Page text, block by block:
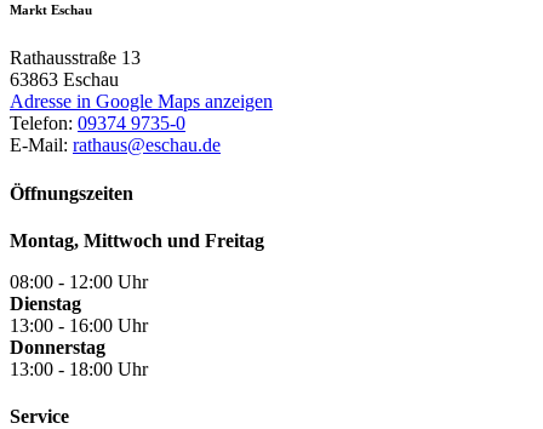
Markt Eschau
Rathausstraße 13
63863 Eschau
Adresse in Google Maps anzeigen
Telefon: 09374 9735-0
E-Mail: rathaus@eschau.de
Öffnungszeiten
Montag, Mittwoch und Freitag
08:00 - 12:00 Uhr
Dienstag
13:00 - 16:00 Uhr
Donnerstag
13:00 - 18:00 Uhr
Service